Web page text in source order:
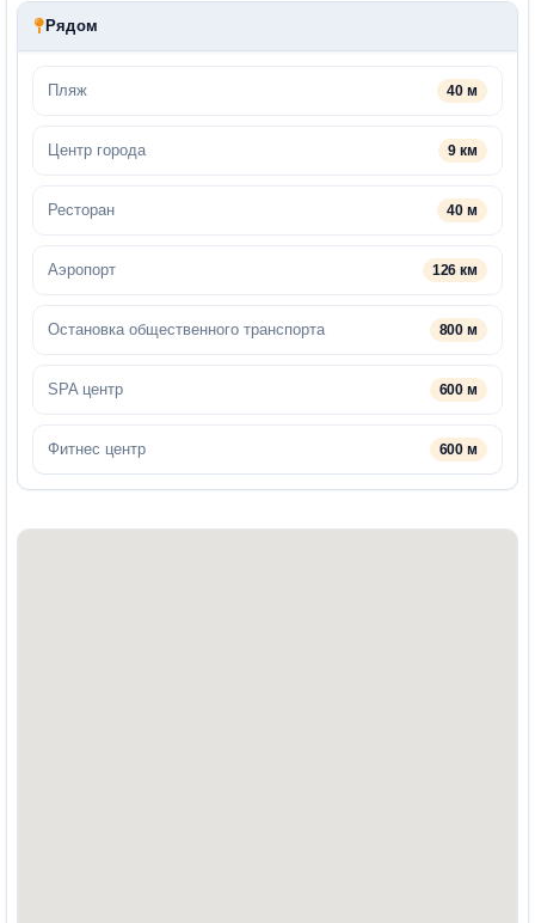
Рядом
Пляж 40 м
Центр города 9 км
Ресторан 40 м
Аэропорт 126 км
Остановка общественного транспорта 800 м
SPA центр 600 м
Фитнес центр 600 м